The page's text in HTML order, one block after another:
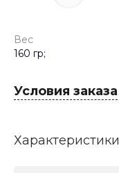
Вес
160 гр;
Условия заказа
Характеристики